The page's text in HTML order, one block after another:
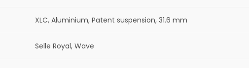
XLC, Aluminium, Patent suspension, 31.6 mm
Selle Royal, Wave